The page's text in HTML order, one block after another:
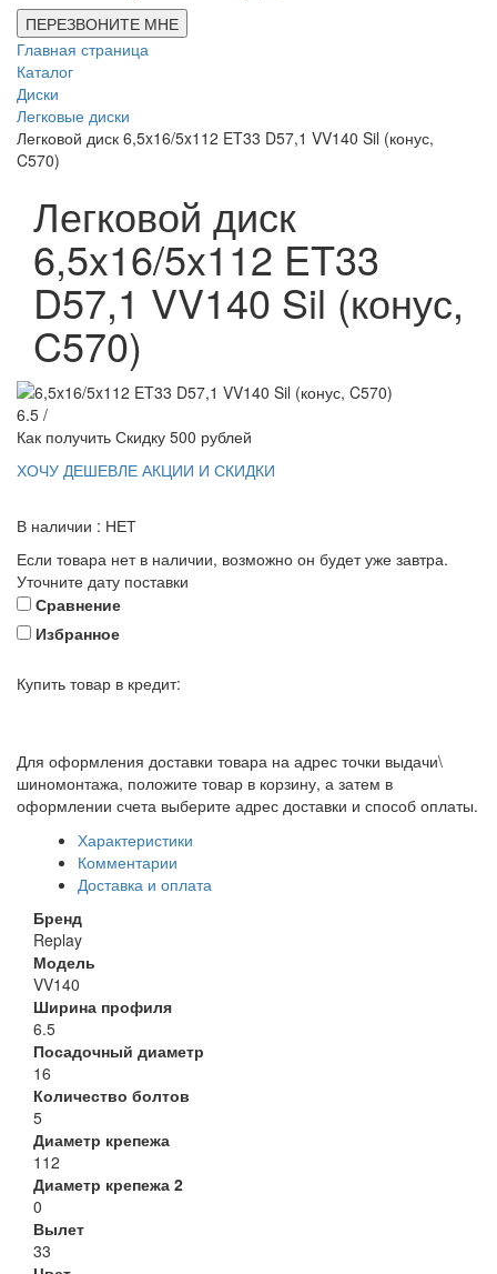
ПЕРЕЗВОНИТЕ МНЕ
Главная страница
Каталог
Диски
Легковые диски
Легковой диск 6,5x16/5x112 ET33 D57,1 VV140 Sil (конус,
C570)
Легковой диск
6,5x16/5x112 ET33
D57,1 VV140 Sil (конус,
C570)
6.5 /
Как получить Скидку 500 рублей
ХОЧУ ДЕШЕВЛЕ АКЦИИ И СКИДКИ
В наличии : НЕТ
Если товара нет в наличии, возможно он будет уже завтра.
Уточните дату поставки
Сравнение
Избранное
Купить товар в кредит:
Для оформления доставки товара на адрес точки выдачи\
шиномонтажа, положите товар в корзину, а затем в
оформлении счета выберите адрес доставки и способ оплаты.
Характеристики
Комментарии
Доставка и оплата
Бренд
Replay
Модель
VV140
Ширина профиля
6.5
Посадочный диаметр
16
Количество болтов
5
Диаметр крепежа
112
Диаметр крепежа 2
0
Вылет
33